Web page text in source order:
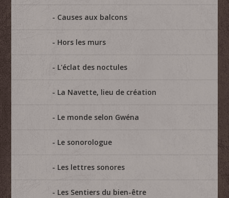
Causes aux balcons
Hors les murs
L'éclat des noctules
La Navette, lieu de création
Le monde selon Gwéna
Le sonorologue
Les lettres sonores
Les Sentiers du bien-être